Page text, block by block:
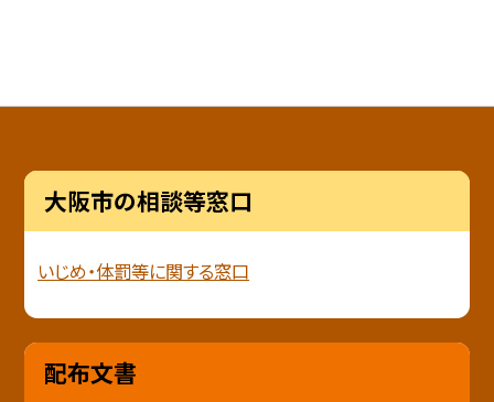
大阪市の相談等窓口
いじめ・体罰等に関する窓口
配布文書